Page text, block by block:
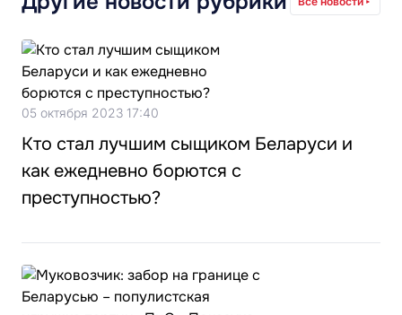
05 октября 2023 17:40
Кто стал лучшим сыщиком Беларуси и
как ежедневно борются с
преступностью?